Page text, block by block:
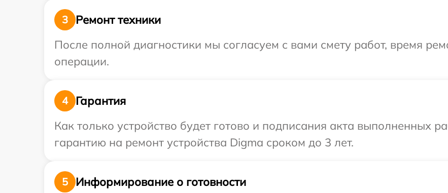
3
Ремонт техники
После полной диагностики мы согласуем с вами смету работ, время
операции.
4
Гарантия
Как только устройство будет готово и подписания акта выполненных
гарантию на ремонт устройства Digma сроком до 3 лет.
5
Информирование о готовности